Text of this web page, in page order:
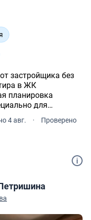
застройщика без
в ЖК
4 авг. ·
Проверено